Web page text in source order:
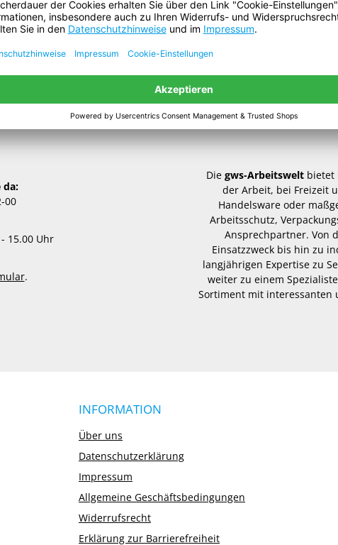
Enthält flüssigen Inhalt:
da:
00
15.00 Uhr
.
Die gws-Arbeitsweltbietet
der Arbeit, bei Freizeit
Handelsware oder
Arbeitsschutz,
Ansprechpartner. Von
Einsatzzweck bis hin zu
langjährigen Expertise zu
weiter zu einem
Sortiment mit interessanten
INFORMATION
Über uns
Datenschutzerklärung
Impressum
Allgemeine Geschäftsbedingungen
Widerrufsrecht
Erklärung zur Barrierefreiheit